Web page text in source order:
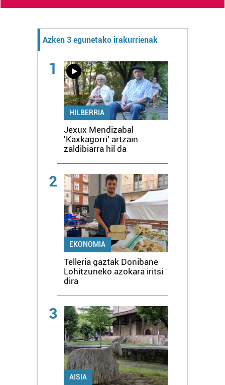
Azken 3 egunetako irakurrienak
1
HILBERRIA
Jexux Mendizabal
'Kaxkagorri' artzain
zaldibiarra hil da
2
EKONOMIA
Telleria gaztak Donibane
Lohitzuneko azokara iritsi
dira
3
AISIA